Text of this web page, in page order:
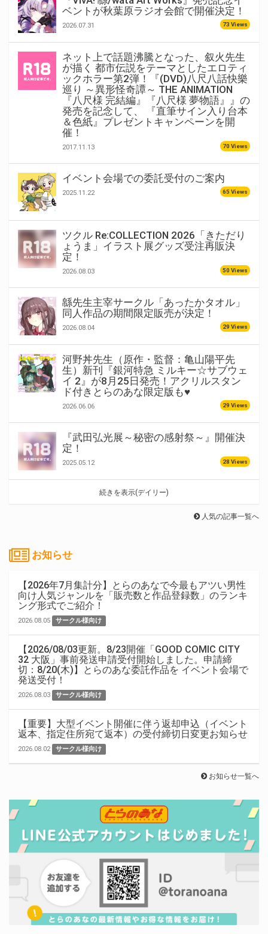
ベントが秋葉原ラジオ会館で開催決定！
2026.07.31 73 Views
ネット上で話題沸騰となった、叙火先生
が描く 都市伝説をテーマとしたエロティ
ックホラー第2弾！『(DVD)八尺八話快樂
巡り ～異形怪奇譚～ THE ANIMATION
『八尺様 完結編』『八尺様 夢物語』』の
発売を記念して、 『直筆サイン入り台本
＆色紙』プレゼントキャンペーンを開
催！
2017.11.13 70 Views
イベント会場での委託受付のご案内
2025.11.22 65 Views
ツクル Re:COLLECTION 2026「きただり
ょうま」イラスト展グッズ受注再販決
定！
2026.08.03 50 Views
緜先生主宰サークル「あったかタオル」
同人作品の期間限定販売が決定！
2026.08.04 29 Views
河野丼先生（原作・監督：亀山陽平先
生）新刊『銀河特急 ミルキー☆サブウェ
イ 2』が8月25日発売！アクリルスタン
ド付きとらのあな限定版も♥
2026.06.06 29 Views
『武田弘光展～秘密の感射祭～』開催決
定！
2025.05.12 28 Views
続きを表示(デイリー)
人気の記事一覧へ
お知らせ
【2026年7月集計分】とらのあなで今最もアツい男性
向け人気ジャンルを「販売数と作品登録数」のランキ
ング形式でご紹介！
2026.08.05 サークル様向け
【2026/08/03更新。8/23開催「GOOD COMIC CITY
32 大阪」事前発送申請受付開始しました。申請締
切：8/20(木)】とらのあな委託作品を イベント会場で
発送受付！
2026.08.03 サークル様向け
【重要】大型イベント開催に伴う返却申込（イベント
返本、指定住所宛て返本）の受付締切日変更お知らせ
2026.08.02 サークル様向け
お知らせ一覧へ